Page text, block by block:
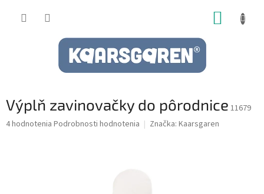
Výplň zavinovačky do pôrodnice 11679
Priemerné
4 hodnotenia Podrobnosti hodnotenia Značka: Kaarsgaren